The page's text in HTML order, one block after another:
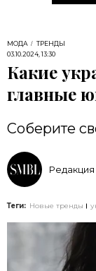
МОДА
ТРЕНДЫ
03.10.2024, 13:30
Какие
главные
Соберите
Редакция
Теги: Новые тренды